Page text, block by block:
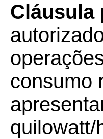
Cláusula
consumo
quilowatt/